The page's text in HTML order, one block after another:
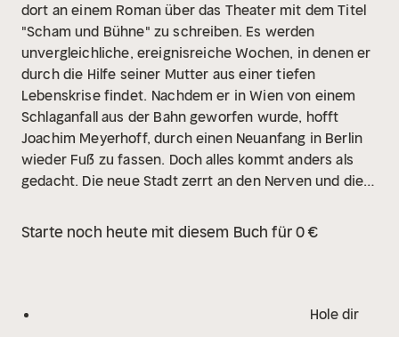
dort an einem Roman über das Theater mit dem Titel
"Scham und Bühne" zu schreiben. Es werden
unvergleichliche, ereignisreiche Wochen, in denen er
durch die Hilfe seiner Mutter aus einer tiefen
Lebenskrise findet. Nachdem er in Wien von einem
Schlaganfall aus der Bahn geworfen wurde, hofft
Joachim Meyerhoff, durch einen Neuanfang in Berlin
wieder Fuß zu fassen. Doch alles kommt anders als
gedacht. Die neue Stadt zerrt an den Nerven und die
Schauspieler fällt ihm von Tag zu Tag schwerer.
verlässt Berlin und zieht zu seiner Mutter aufs Land,
Starte noch heute mit diesem Buch für 0 €
Hole dir